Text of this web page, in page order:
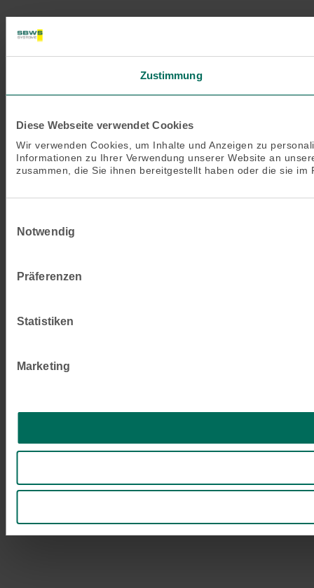
Zustimmung
Diese Webseite verwendet Cookies
Wir verwenden Cookies, um Inhalte und Anzeigen zu
Informationen zu Ihrer Verwendung unserer Website an
zusammen, die Sie ihnen bereitgestellt haben oder die sie
Notwendig
Präferenzen
Statistiken
Marketing